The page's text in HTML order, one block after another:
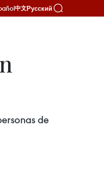
中文Русский
de